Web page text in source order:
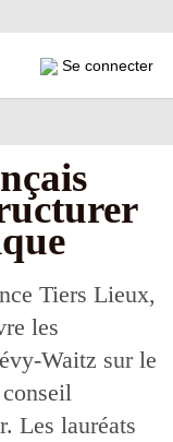
Se connecter
Tiers Lieux,
les
Waitz sur le
Les lauréats